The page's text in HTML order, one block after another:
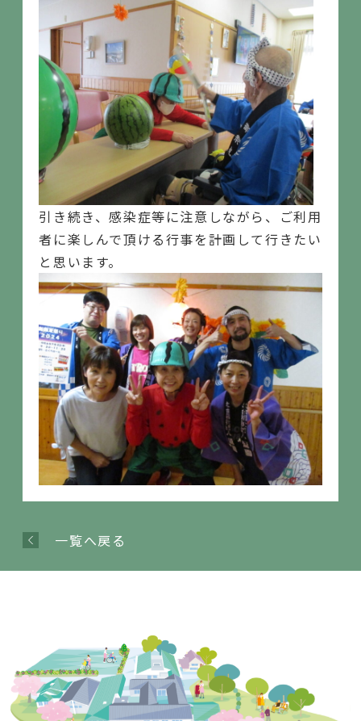
引き続き、感染症等に注意しながら、ご利用
者に楽しんで頂ける行事を計画して行きたい
と思います。
一覧へ戻る